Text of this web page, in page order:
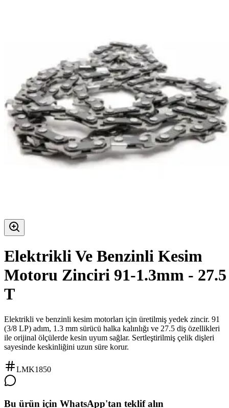
Elektrikli Ve Benzinli Kesim
Motoru Zinciri 91-1.3mm - 27.5
T
Elektrikli ve benzinli kesim motorları için üretilmiş yedek zincir. 91
(3/8 LP) adım, 1.3 mm sürücü halka kalınlığı ve 27.5 diş özellikleri
ile orijinal ölçülerde kesin uyum sağlar. Sertleştirilmiş çelik dişleri
sayesinde keskinliğini uzun süre korur.
LMK1850
Bu ürün için WhatsApp'tan teklif alın